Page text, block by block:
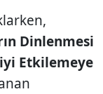
Dinlenmesi
Etkilemeye